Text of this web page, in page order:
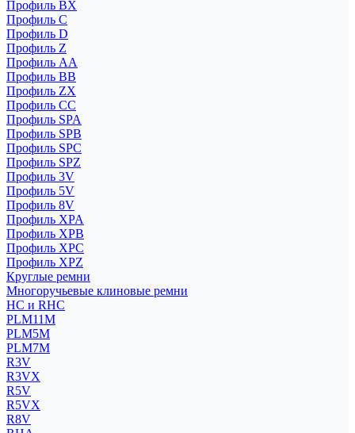
Профиль BX
Профиль C
Профиль D
Профиль Z
Профиль АА
Профиль BB
Профиль ZX
Профиль CC
Профиль SPA
Профиль SPB
Профиль SPC
Профиль SPZ
Профиль 3V
Профиль 5V
Профиль 8V
Профиль XPA
Профиль XPB
Профиль XPC
Профиль XPZ
Круглые ремни
Многоручьевые клиновые ремни
HC и RHC
PLM11M
PLM5M
PLM7M
R3V
R3VX
R5V
R5VX
R8V